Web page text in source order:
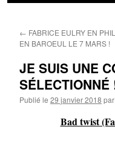
contenu
← FABRICE EULRY EN
EN BAROEUL LE 7 MARS !
JE SUIS UNE
SÉLECTIONNÉ
Publié le 29 janvier 2018 par
Bad twist